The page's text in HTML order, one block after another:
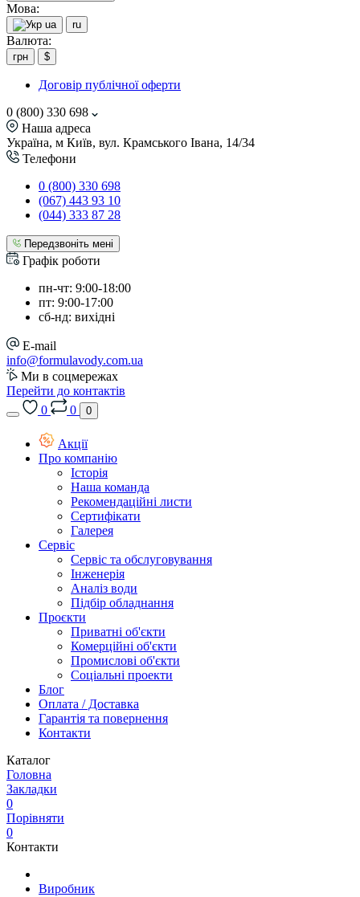
Мова:
ua ru
Валюта:
грн $
Договір публічної оферти
0 (800) 330 698
Наша адреса
Україна, м Київ, вул. Крамського Івана, 14/34
Телефони
0 (800) 330 698
(067) 443 93 10
(044) 333 87 28
Передзвоніть мені
Графік роботи
пн-чт: 9:00-18:00
пт: 9:00-17:00
сб-нд: вихідні
E-mail
info@formulavody.com.ua
Ми в соцмережах
Перейти до контактів
0
0 0
Акції
Про компанію
Історія
Наша команда
Рекомендаційні листи
Сертифікати
Галерея
Сервіс
Сервіс та обслуговування
Інженерія
Аналіз води
Підбір обладнання
Проєкти
Приватні об'єкти
Комерційні об'єкти
Промислові об'єкти
Соціальні проекти
Блог
Оплата / Доставка
Гарантія та повернення
Контакти
Каталог
Головна
Закладки
0
Порівняти
0
Контакти
Виробник